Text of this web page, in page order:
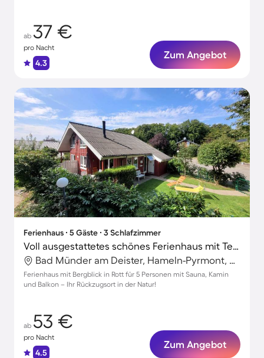
ab 37 €
pro Nacht
4.3
Zum Angebot
Ferienhaus ∙ 5 Gäste ∙ 3 Schlafzimmer
Voll ausgestattetes schönes Ferienhaus mit Terrasse, Sauna und Grill | Bergblick
Bad Münder am Deister, Hameln-Pyrmont, Deutschland
Ferienhaus mit Bergblick in Rott für 5 Personen mit Sauna, Kamin
und Balkon – Ihr Rückzugsort in der Natur!
ab 53 €
pro Nacht
4.5
Zum Angebot